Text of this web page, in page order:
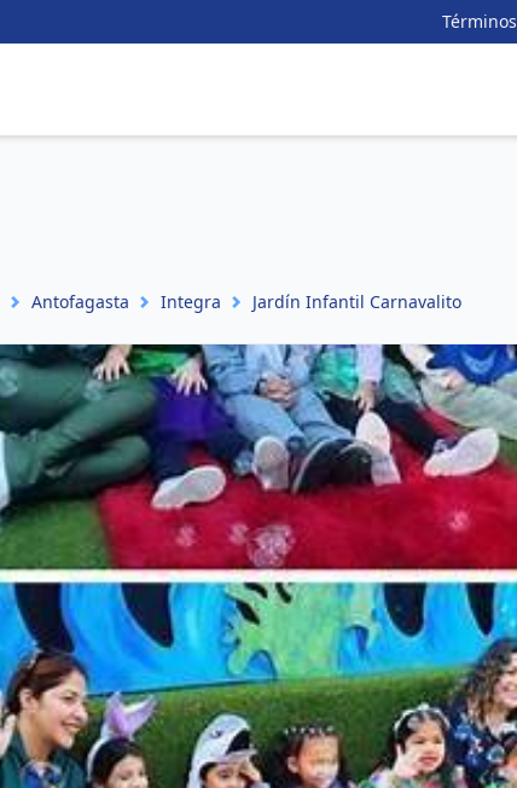
Antofagasta Integra Jardín Infantil Carnavalito